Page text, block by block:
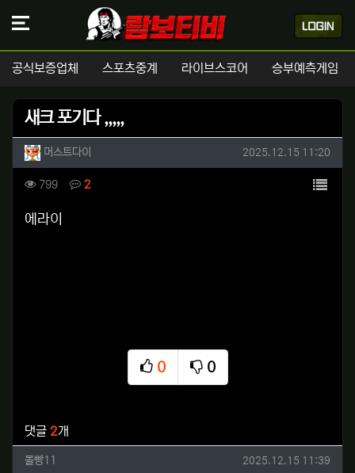
공식보증업체 스포츠중계 라이브스코어 승부예측게임
새크 포기다 ,,,,,
작성자 정보
머스트다이 작성일
2025.12.15 11:20
컨텐츠 정보
799조회 2댓글 목록
본문
에라이
0
추천
0
비추천
댓글 2개
몰빵11님의 댓글
몰빵11 작성일
2025.12.15 11:39